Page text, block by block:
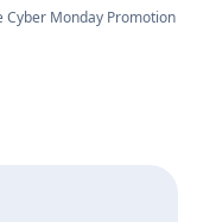
Monday Promotion